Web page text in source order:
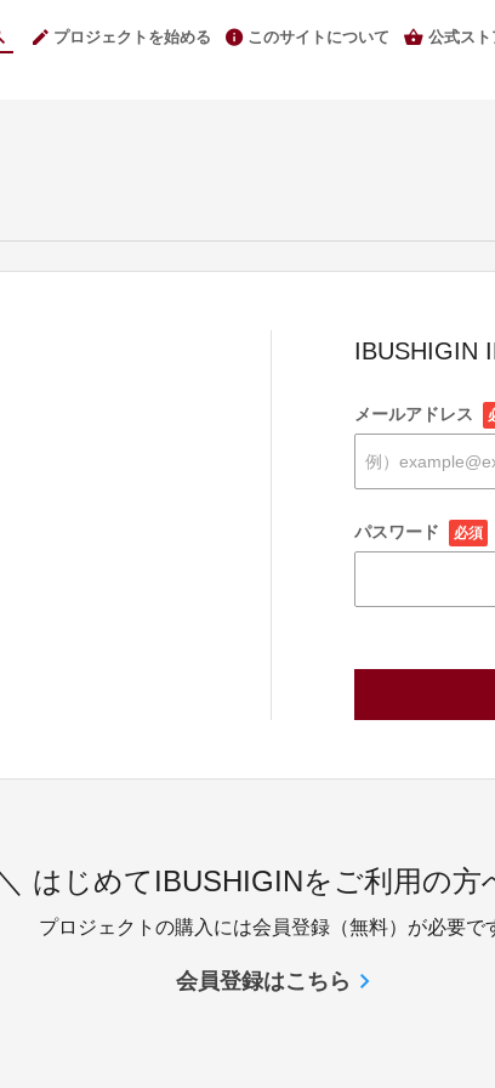
プロジェクトを始める このサイトについて 公式スト
IBUSHIGIN
メールアドレス
パスワード 必須
はじめてIBUSHIGINをご利用の方
プロジェクトの購入には会員登録（無料）が必要で
会員登録はこちら